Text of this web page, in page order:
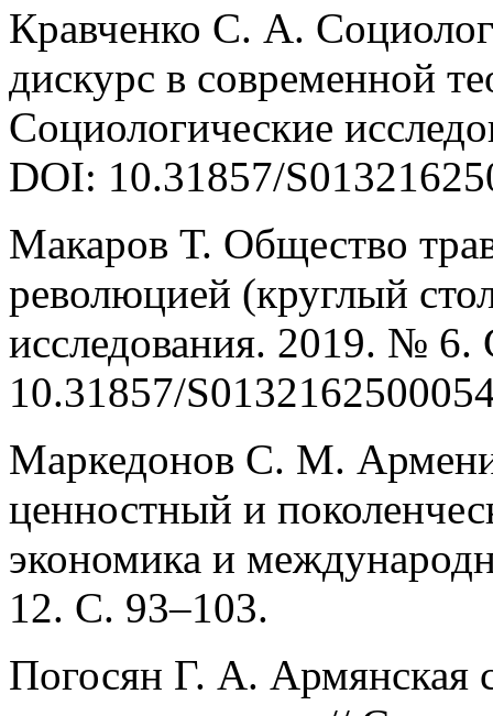
Кравченко С. А.
дискурс в современной
Социологические
DOI: 10.31857/
Макаров Т. Общество
революцией (круглый
исследования. 2019. №
10.31857/
Маркедонов С. М.
ценностный и
экономика и
12. С. 93–103.
Погосян Г. А. Армянская